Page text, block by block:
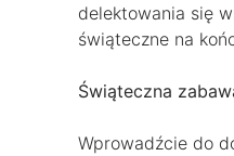
delektowania się
świąteczne na
Świąteczna
Wprowadźcie do